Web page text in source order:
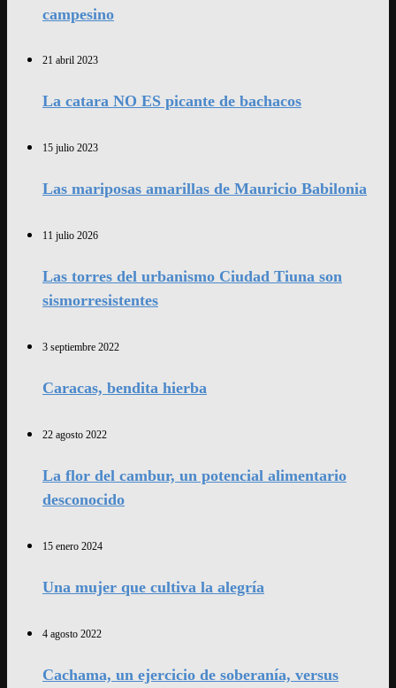
campesino
21 abril 2023
La catara NO ES picante de bachacos
15 julio 2023
Las mariposas amarillas de Mauricio Babilonia
11 julio 2026
Las torres del urbanismo Ciudad Tiuna son
sismorresistentes
3 septiembre 2022
Caracas, bendita hierba
22 agosto 2022
La flor del cambur, un potencial alimentario
desconocido
15 enero 2024
Una mujer que cultiva la alegría
4 agosto 2022
Cachama, un ejercicio de soberanía, versus